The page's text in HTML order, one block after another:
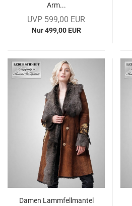
Arm...
UVP 599,00 EUR
Nur 499,00 EUR
Damen Lamm­fell­man­tel